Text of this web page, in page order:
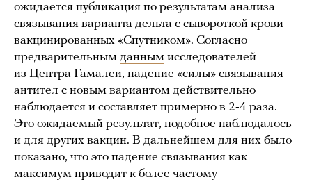
ожидается публикация по результатам анализа
связывания варианта дельта с сывороткой крови
вакцинированных «Спутником». Согласно
предварительным данным исследователей
из Центра Гамалеи, падение «силы» связывания
антител с новым вариантом действительно
наблюдается и составляет примерно в 2-4 раза.
Это ожидаемый результат, подобное наблюдалось
и для других вакцин. В дальнейшем для них было
показано, что это падение связывания как
максимум приводит к более частому